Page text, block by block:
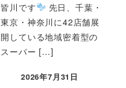
皆川です
先日、千葉・
東京・神奈川に42店舗展
開している地域密着型の
スーパー […]
2026年7月31日